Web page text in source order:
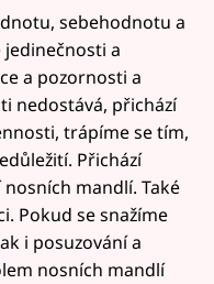
sebehodnotu a
jedinečnosti a
a pozornosti a
nedostává, přichází
trápíme se tím,
Přichází
mandlí. Také
Pokud se snažíme
i posuzování a
nosních mandlí